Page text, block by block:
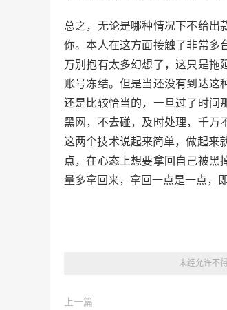
总之，无论是哪种情况下不给出
你。本人在这方面接触了非常多
万别抱有太多幻想了，这只是拖
账号冻结。但是当还没有到达这
还是比较恰当的，一旦过了时间
黑网，不去碰，及时处理，千万
这两个技术说起来简单，做起来
点，在心态上想要拿回自己被黑
量多拿回来，拿回一点是一点，
未经允许不
上一篇